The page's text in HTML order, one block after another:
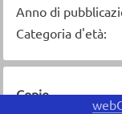
Anno di
Categoria d'età:
Copie